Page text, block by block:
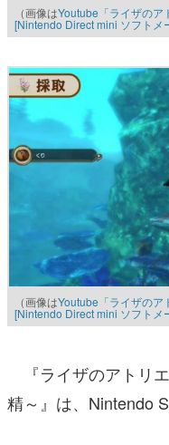
（画像はYoutube「ライザのア
[Nintendo Direct mini ソフトメ
（画像はYoutube「ライザのア
[Nintendo Direct mini ソフトメ
『ライザのアトリ
精～』は、Nintendo